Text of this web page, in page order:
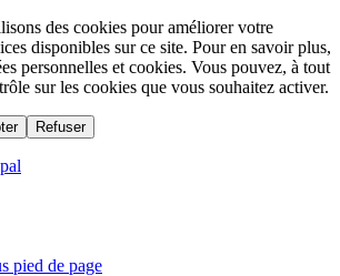
des cookies pour améliorer votre
disponibles sur ce site. Pour en savoir plus,
personnelles et cookies. Vous pouvez, à tout
sur les cookies que vous souhaitez activer.
Refuser
pied de page